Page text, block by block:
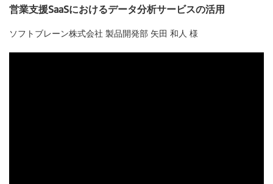
営業支援SaaSにおけるデータ分析サービスの活用
ソフトブレーン株式会社 製品開発部 矢田 和人 様